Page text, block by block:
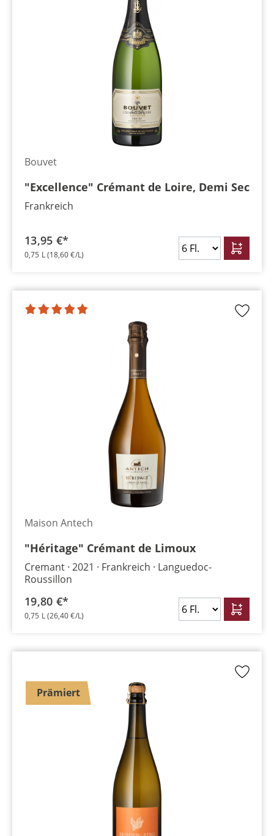
Bouvet
"Excellence" Crémant de Loire, Demi Sec
Frankreich
13,95 €*
0,75 L(18,60 €/L)
Maison Antech
"Héritage" Crémant de Limoux
Cremant 2021 Frankreich
Languedoc-
Roussillon
19,80 €*
0,75 L(26,40 €/L)
Prämiert